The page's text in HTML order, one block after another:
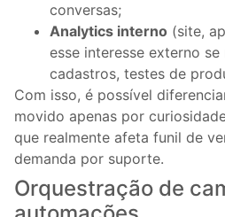
conversas;
Analytics interno (site,
esse interesse externo
cadastros, testes de
Com isso, é possível
movido apenas por
que realmente afeta funil de
demanda por suporte.
Orquestração de